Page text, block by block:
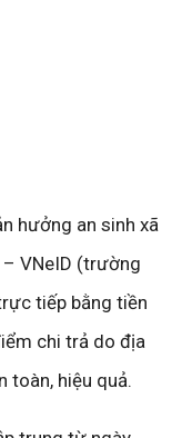
hưởng an sinh xã
VNeID (trường
tiếp bằng tiền
chi trả do địa
toàn, hiệu quả.